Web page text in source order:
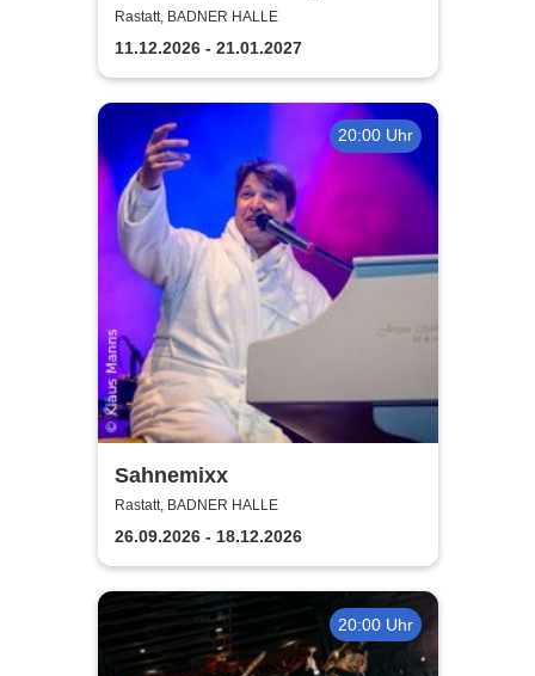
music of Pink Floyd
Rastatt, BADNER HALLE
11.12.2026 - 21.01.2027
20:00 Uhr
Sahnemixx
Rastatt, BADNER HALLE
26.09.2026 - 18.12.2026
20:00 Uhr